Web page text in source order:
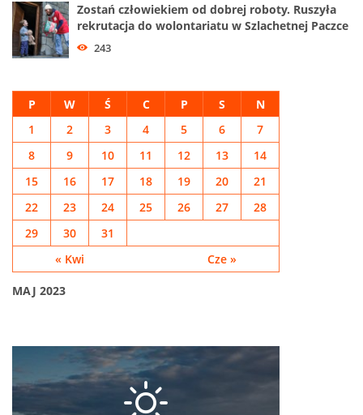
Zostań człowiekiem od dobrej roboty. Ruszyła
rekrutacja do wolontariatu w Szlachetnej Paczce
243
MAJ 2023
P W Ś C P S N
« Kwi Cze »
1 2 3 4 5 6
7
8
9 10 11 12 13
14
15
16 17 18 19 20
21
22
23 24 25 26 27
28
29
30 31